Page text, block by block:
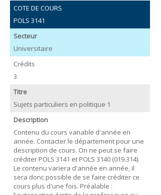
COTE DE COURS
POLS 3141
Secteur
Universitaire
Crédits
3
Titre
Sujets particuliers en politique 1
Description
Contenu du cours variable d'année en
année. Contacter le département pour une
description de cours. On ne peut se faire
créditer POLS 3141 et POLS 3140 (019.314).
Le contenu variera d'année en année, il
sera donc possible de se faire créditer ce
cours plus d'une fois. Préalable :